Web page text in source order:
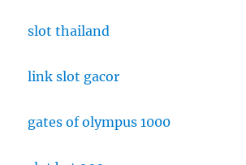
slot thailand
link slot gacor
gates of olympus 1000